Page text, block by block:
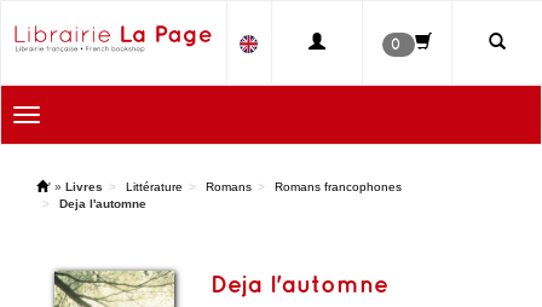
0
Toggle
navigation
' » Livres Littérature Romans
Romans francophones
Deja l'automne
Deja l'automne